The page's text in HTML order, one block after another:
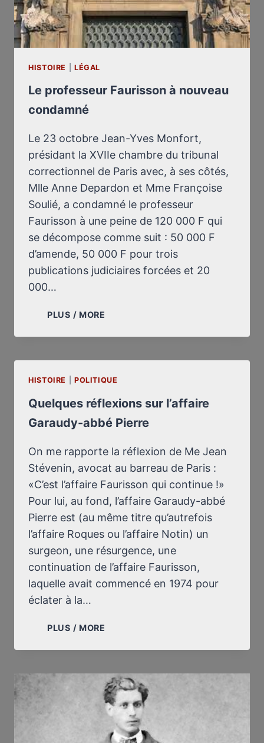
HISTOIRE LÉGAL
Le professeur Faurisson à nouveau
condamné
Le 23 octobre Jean-Yves Monfort,
présidant la XVIIe chambre du tribunal
correctionnel de Paris avec, à ses côtés,
Mlle Anne Depardon et Mme Françoise
Soulié, a condamné le professeur
Faurisson à une peine de 120 000 F qui
se décompose comme suit : 50 000 F
d’amende, 50 000 F pour trois
publications judiciaires forcées et 20
000…
PLUS / MORE
FAURISSON
CONDAMNÉ
HISTOIRE POLITIQUE
Quelques réflexions sur l’affaire
Garaudy-abbé Pierre
On me rapporte la réflexion de Me Jean
Stévenin, avocat au barreau de Paris :
«C’est l’affaire Faurisson qui continue !»
Pour lui, au fond, l’affaire Garaudy-abbé
Pierre est (au même titre qu’autrefois
l’affaire Roques ou l’affaire Notin) un
surgeon, une résurgence, une
continuation de l’affaire Faurisson,
laquelle avait commencé en 1974 pour
éclater à la…
PLUS / MORE
SUR
GARAUDY-
ABBÉ
PIERRE